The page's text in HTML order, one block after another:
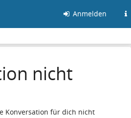
Anmelden
nicht
Konversation für dich nicht